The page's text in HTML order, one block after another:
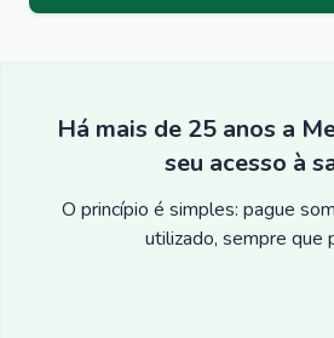
Há mais de 25 anos a
seu acesso à
O princípio é simples: pague
utilizado, sempre que